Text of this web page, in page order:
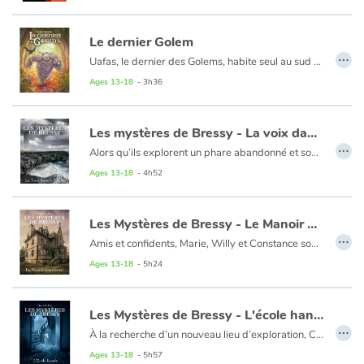
Catalogue anglais
Contraste +
Help
Home
Family
Schools
Libraries
Videos & Tutorials
Le dernier Golem
Uafas, le dernier des Golems, habite seul au sud de Galway. Libéré de son maître depuis des siècles après lui avoir désobéi, il vit paisiblement dans la campagne irlandaise, mais depuis quelque temps, sa pierre tendre et calcaire s’érode. Il est temps d’agir s’il ne veut pas mourir. Avec l’aide d’un corbeau bavard et d’une souris soudain dotée de parole, sur les ordres d’un mage douteux, il va partir à la recherche de la plante qui saura le rendre imperméable. Seulement, le monde moderne n’a rien d’amical et son voyage va lui apprendre à détester les routes et craindre les chasseurs de magie. Le prix vaut-il bien tous les sacrifices qu’il fera en chemin ?
Ages 13-18 - 3h36
…
Les mystères de Bressy - La voix dans le phare
Alors qu’ils explorent un phare abandonné et son mystérieux cimetière de bateaux, Constance, Marie et Willy sont témoins d’événements terrifiants. Un cri sinistre trouble leur exploration, suivi de la vision d’une silhouette spectrale dans l’obscurité d’une carcasse. Déterminés à percer les secrets du phare et des légendes qui l’entourent, les adolescents plongent dans une enquête périlleuse. Qui sont les pillards d’épaves dont parlent les rumeurs anciennes ? Cette série Urbex est la première de son genre. Entre préservation du patrimoine, fantastique et enquête, « Les Mystères de Bressy » vous emmène un peu plus loin dans l’art de l’exploration urbaine.
Ages 13-18 - 4h52
…
Les Mystères de Bressy - Le Manoir abandonné
Amis et confidents, Marie, Willy et Constance sont inséparables. Ils sillonnent l’île de Bressy à la recherche des meilleurs endroits à explorer. Mais leur aventure prend un tour inattendu lorsqu’ils font une étrange découverte dans les tunnels de l’inquiétant manoir des De Candolle. S’ensuit une enquête pleine de rebondissements et de révélations aux frontières du fantastique. Inspirée de faits réels, cette série Urbex est la première de son genre. Entre préservation du patrimoine, fantastique et enquête, « Les Mystères de Bressy » vous emmène un peu plus loin dans l’art de l’exploration urbaine.
Ages 13-18 - 5h24
…
Les Mystères de Bressy - L'école hantée
À la recherche d’un nouveau lieu d’exploration, Constance, Marie et Willy passent les portes de la plus ancienne école de l’île, l’appareil photo au poing. Le bâtiment ravagé par les flammes plusieurs décennies auparavant et interdit d’accès, dévoile ses funèbres secrets et sème le trouble. Quelle est cette étrange silhouette fantomatique qui suit le trio ? Quels nouveaux dangers devront-ils affronter pour faire éclater la vérité au grand jour ? Cette série Urbex est la première de son genre. Entre préservation du patrimoine, fantastique et enquête, « Les Mystères de Bressy » vous emmène un peu plus loin dans l’art de l’exploration urbaine.
Ages 13-18 - 5h57
…